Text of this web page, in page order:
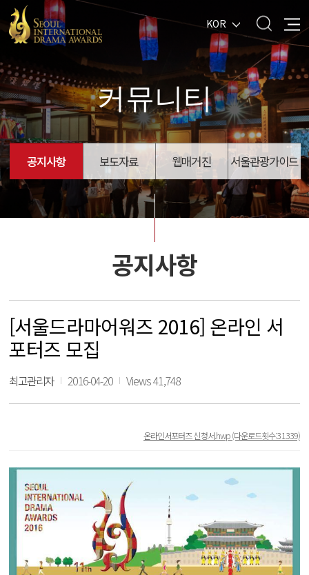
KOR
커뮤니티
공지사항 보도자료 웹매거진 서울관광가이드
공지사항
[서울드라마어워즈 2016] 온라인 서
포터즈 모집
최고관리자 2016-04-20 Views 41,748
온라인서포터즈 신청서.hwp(다운로드횟수:31339)